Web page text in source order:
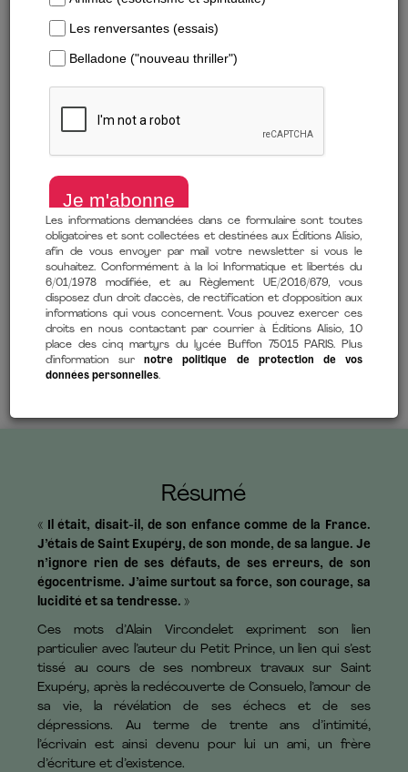
Télécharger un extrait
deAlain Vircondelet(auteur)
2 mai 2024
Comment lire mon ebook ?
Résumé
« Il était, disait-il, de son enfance comme de la France.
J’étais de Saint Exupéry, de son monde, de sa langue. Je
n’ignore rien de ses défauts, de ses erreurs, de son
égocentrisme. J’aime surtout sa force, son courage, sa
lucidité et sa tendresse. »
Ces mots d’Alain Vircondelet expriment son lien
particulier avec l’auteur du Petit Prince, un lien qui s’est
tissé au cours de ses nombreux travaux sur Saint
Exupéry, après la redécouverte de Consuelo, l’amour de
sa vie, la révélation de ses échecs et de ses
dépressions. Au terme de trente ans d’intimité,
l’écrivain est ainsi devenu pour lui un ami, un frère
d’écriture et d’existence.
Les informations demandées dans ce formulaire sont toutes
obligatoires et sont collectées et destinées aux Éditions Alisio,
afin de vous envoyer par mail votre newsletter si vous le
souhaitez. Conformément à la loi Informatique et libertés du
6/01/1978 modifiée, et au Règlement UE/2016/679, vous
disposez d'un droit d'accès, de rectification et d'opposition aux
informations qui vous concernent. Vous pouvez exercer ces
droits en nous contactant par courrier à Éditions Alisio, 10
place des cinq martyrs du lycée Buffon 75015 PARIS. Plus
d'information surnotre politique de protection de vos
données personnelles